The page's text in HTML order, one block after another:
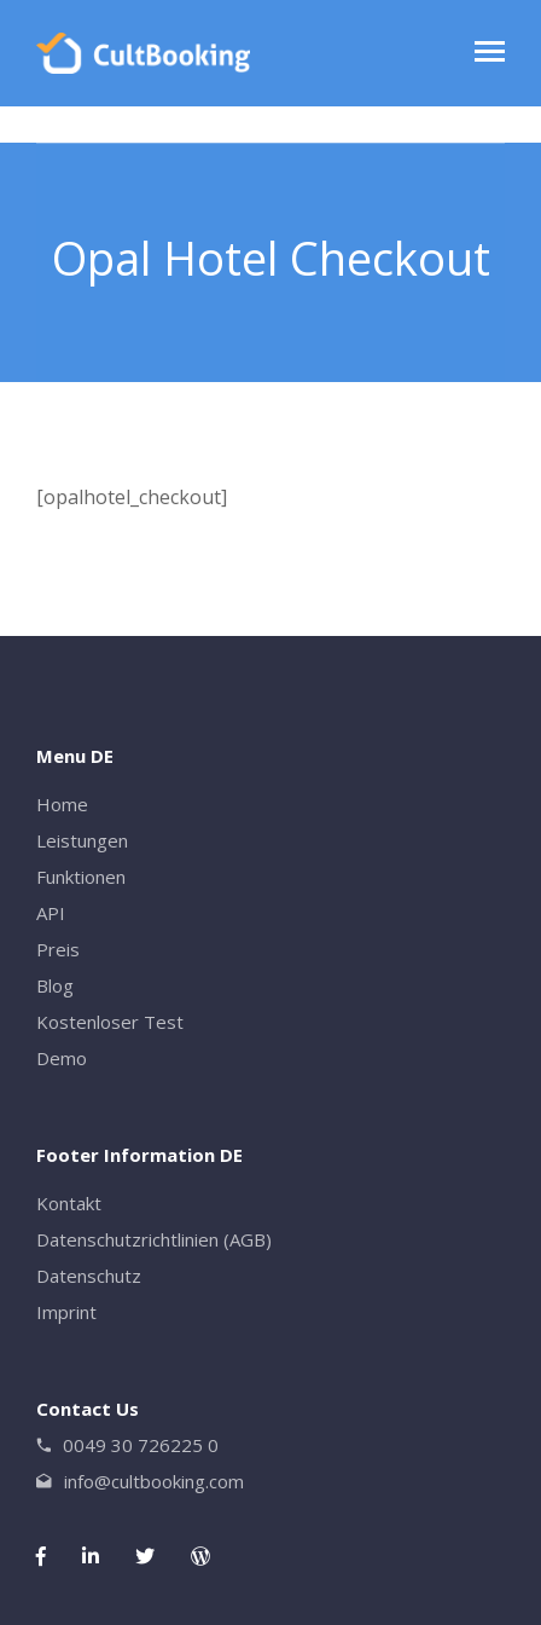
Opal Hotel Checkout
[opalhotel_checkout]
Menu DE
Home
Leistungen
Funktionen
API
Preis
Blog
Kostenloser Test
Demo
Footer Information DE
Kontakt
Datenschutzrichtlinien (AGB)
Datenschutz
Imprint
Contact Us
0049 30 726225 0
info@cultbooking.com